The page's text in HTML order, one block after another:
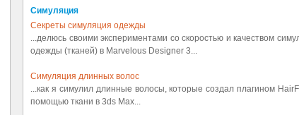
Симуляция
Секреты симуляция одежды
...делюсь своими экспериментами со скоростью и качеством
одежды (тканей) в Marvelous Designer 3...
Симуляция длинных волос
...как я симулил длинные волосы, которые создал плагином
помощью ткани в 3ds Max...